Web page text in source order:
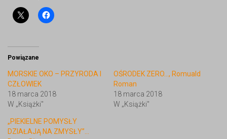
Powiązane
MORSKIE OKO – PRZYRODA I
CZŁOWIEK
18 marca 2018
W „Książki"
OŚRODEK ZERO…, Romuald
Roman
18 marca 2018
W „Książki"
„PIEKIELNE POMYSŁY
DZIAŁAJĄ NA ZMYSŁY”…